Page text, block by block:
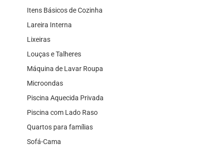
Itens Básicos de Cozinha
Lareira Interna
Lixeiras
Louças e Talheres
Máquina de Lavar Roupa
Microondas
Piscina Aquecida Privada
Piscina com Lado Raso
Quartos para famílias
Sofá-Cama